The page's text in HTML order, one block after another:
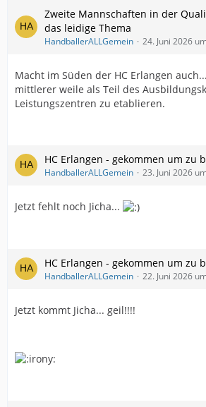
Zweite Mannschaften in der
das leidige Thema
HandballerALLGemein 24. Juni 2026
Macht im Süden der HC Erlangen
mittlerer weile als Teil des
Leistungszentren zu etablieren.
HC Erlangen - gekommen um zu
HandballerALLGemein 23. Juni 2026
Jetzt fehlt noch Jicha...
HC Erlangen - gekommen um zu
HandballerALLGemein 22. Juni 2026
Jetzt kommt Jicha... geil!!!!